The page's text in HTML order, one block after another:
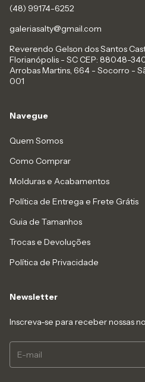
(48) 99174-6252
galeriasalty@gmail.com
Reverendo Gelson dos Santos
Florianópolis - SC CEP: 88048-
Arrobas Martins, 664 - Socorro -
001
Navegue
Quem Somos
Como Comprar
Molduras e Acabamentos
Política de Entrega e Frete Grátis
Guia de Tamanhos
Trocas e Devoluções
Política de Privacidade
Newsletter
Inscreva-se para receber nossas